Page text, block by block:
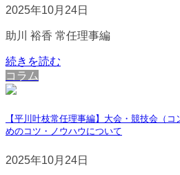
2025年10月24日
助川 裕香 常任理事編
続きを読む
コラム
【平川叶枝常任理事編】大会・競技会（
めのコツ・ノウハウについて
2025年10月24日